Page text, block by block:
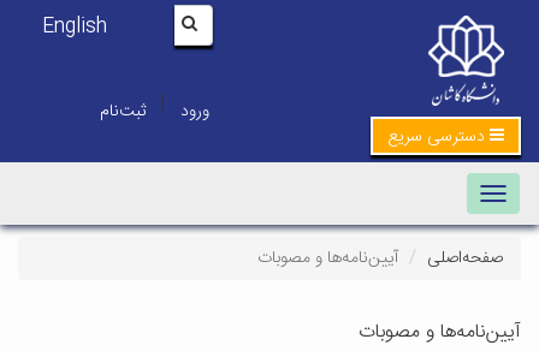
English
ورود | ثبت‌نام
دسترسی سریع
Toggle navigation
صفحه‌اصلی آیین‌نامه‌ها و مصوبات
آیین‌نامه‌ها و مصوبات